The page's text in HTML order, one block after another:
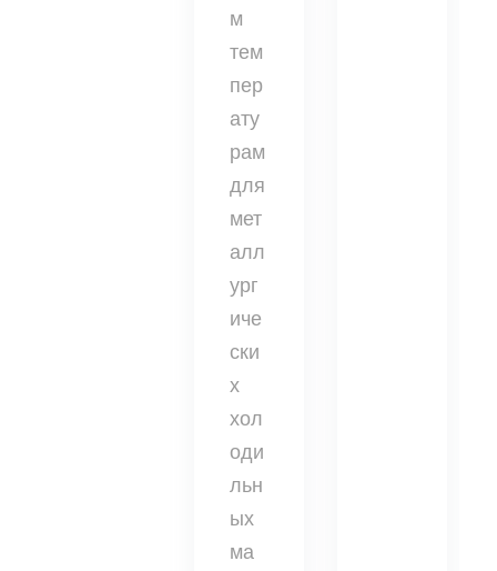
м
тем
пер
ату
рам
для
мет
алл
ург
иче
ски
х
хол
оди
льн
ых
ма